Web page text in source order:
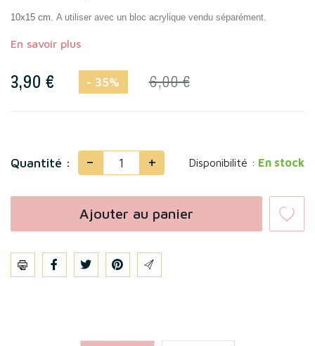
10x15 cm. A utiliser avec un bloc acrylique vendu séparément.
En savoir plus
3,90 € - 35% 6,00 €
Quantité : - + Disponibilité : En stock
Ajouter au panier
Partager